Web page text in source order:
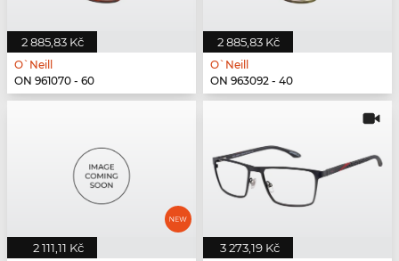
2 885,83 Kč
O`Neill
ON 961070 - 60
2 885,83 Kč
O`Neill
ON 963092 - 40
2 111,11 Kč 3 273,19 Kč